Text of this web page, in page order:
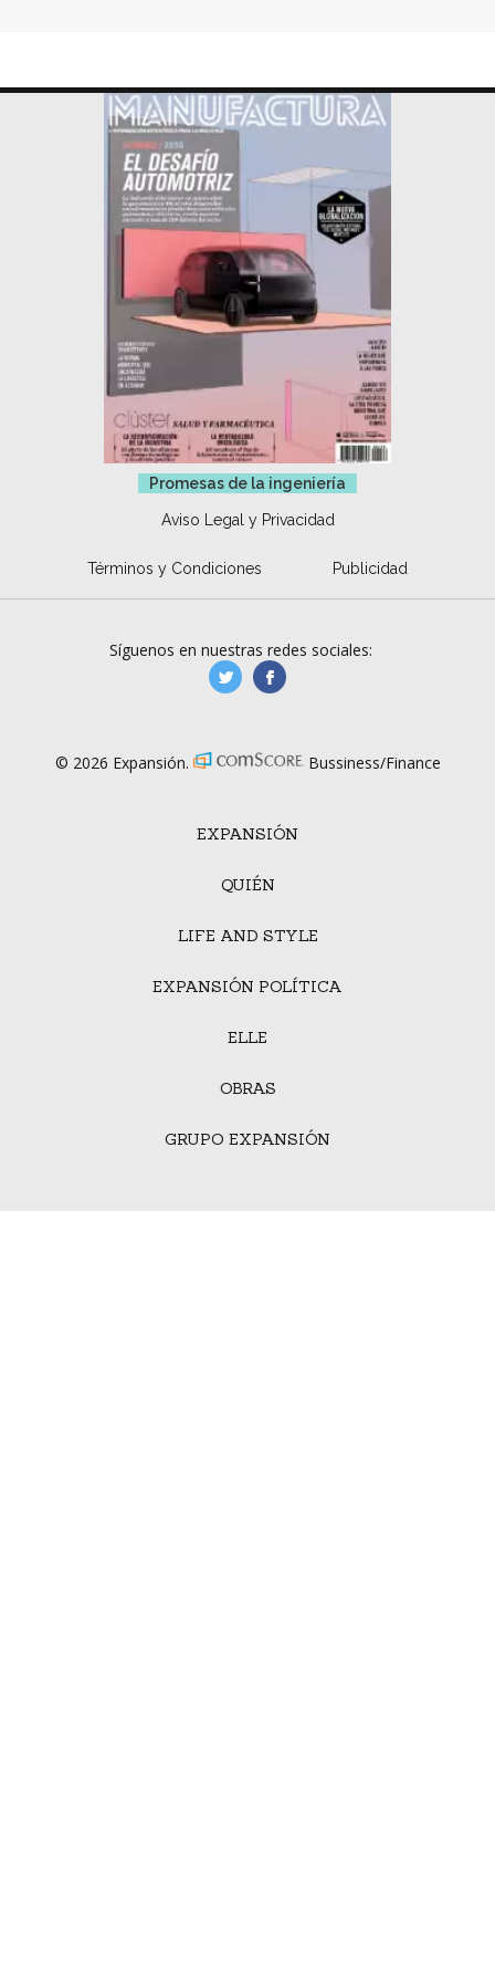
Promesas de la ingeniería
Aviso Legal y Privacidad
Términos y Condiciones Publicidad
EXPANSIÓN
QUIÉN
LIFE AND STYLE
EXPANSIÓN POLÍTICA
ELLE
OBRAS
GRUPO EXPANSIÓN
Síguenos en nuestras redes sociales:
manufacturaGE
© 2026 Expansión. Bussiness/Finance